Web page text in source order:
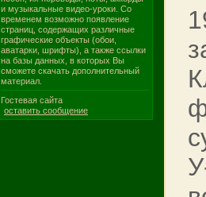
и музыкальные видео-уроки. Со
временем возможно появление
страниц, содержащих различные
графические объекты (обои,
аватарки, шрифты), а также ссылки
на базы данных, в которых Вы
сможете скачать дополнительный
материал.
Гостевая сайта
оставить сообщение